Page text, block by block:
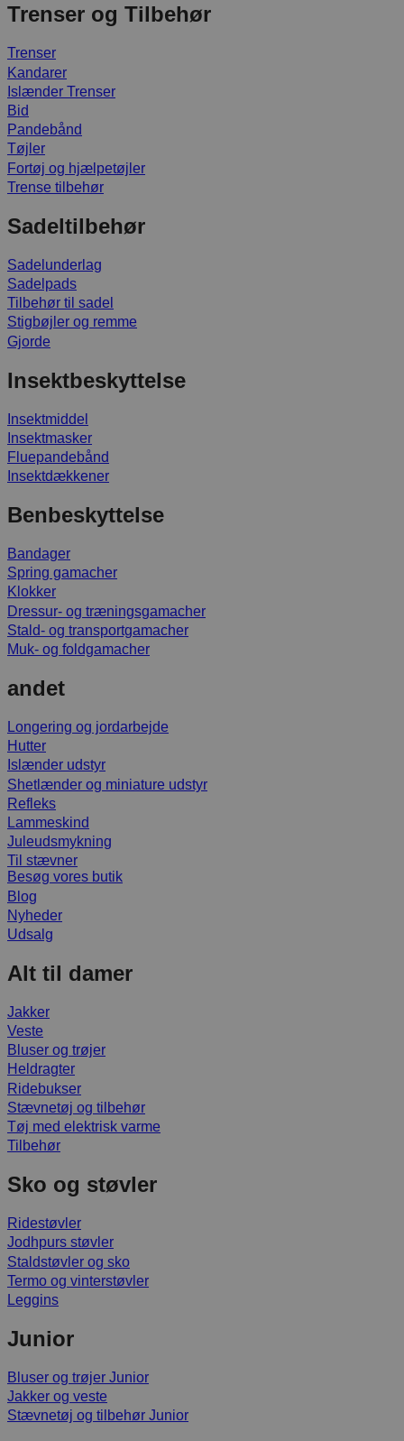
Trenser og Tilbehør
Trenser
Kandarer
Islænder Trenser
Bid
Pandebånd
Tøjler
Fortøj og hjælpetøjler
Trense tilbehør
Sadeltilbehør
Sadelunderlag
Sadelpads
Tilbehør til sadel
Stigbøjler og remme
Gjorde
Insektbeskyttelse
Insektmiddel
Insektmasker
Fluepandebånd
Insektdækkener
Benbeskyttelse
Bandager
Spring gamacher
Klokker
Dressur- og træningsgamacher
Stald- og transportgamacher
Muk- og foldgamacher
andet
Longering og jordarbejde
Hutter
Islænder udstyr
Shetlænder og miniature udstyr
Refleks
Lammeskind
Juleudsmykning
Til stævner
Besøg vores butik
Blog
Nyheder
Udsalg
Alt til damer
Jakker
Veste
Bluser og trøjer
Heldragter
Ridebukser
Stævnetøj og tilbehør
Tøj med elektrisk varme
Tilbehør
Sko og støvler
Ridestøvler
Jodhpurs støvler
Staldstøvler og sko
Termo og vinterstøvler
Leggins
Junior
Bluser og trøjer Junior
Jakker og veste
Stævnetøj og tilbehør Junior